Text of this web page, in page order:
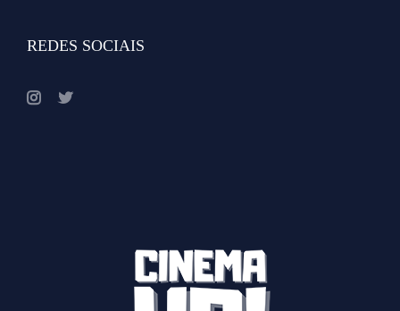
REDES SOCIAIS